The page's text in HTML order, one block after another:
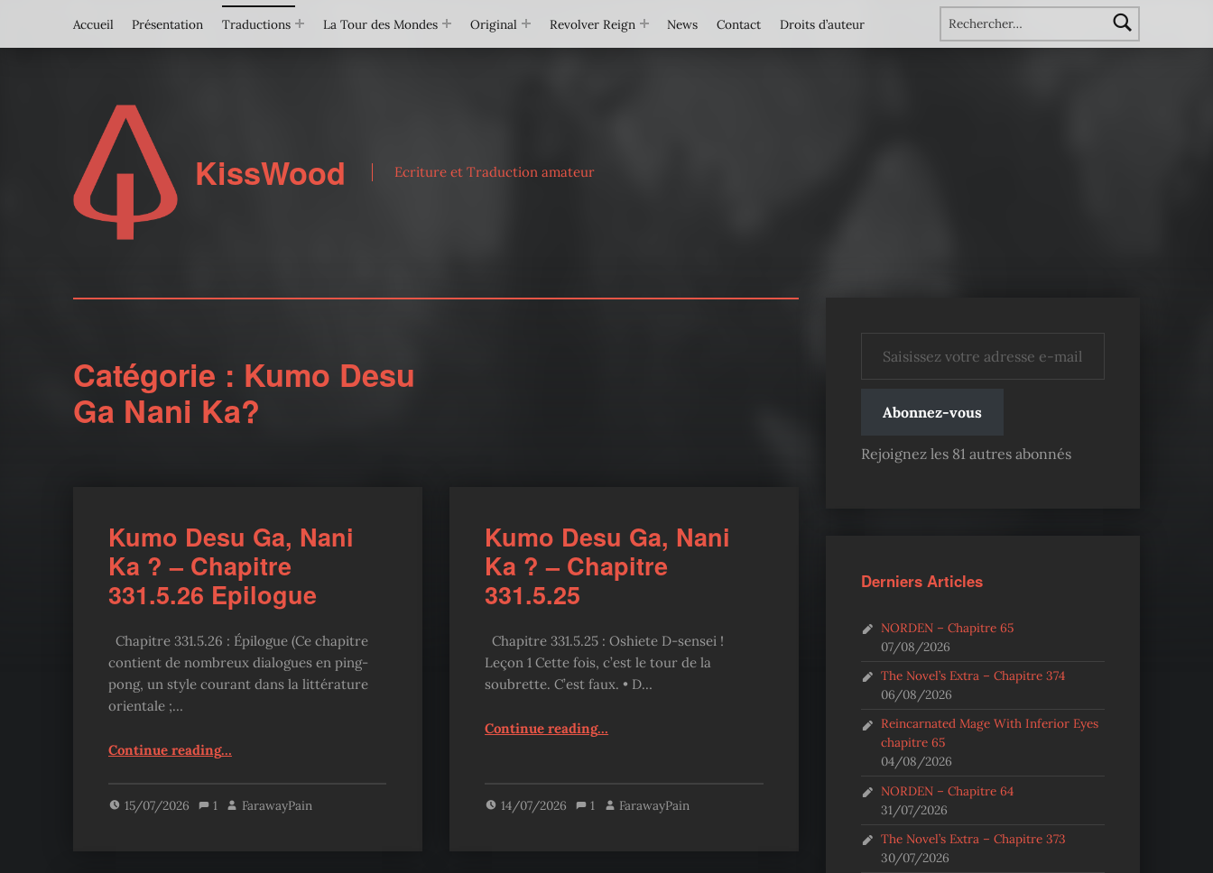
Rechercher :
Accueil
Présentation Traductions La Tour des Mondes Original Revolver Reign News Contact Droits d’auteur
KissWood Ecriture et Traduction amateur
Catégorie : Kumo Desu
Ga Nani Ka?
Kumo Desu Ga, Nani
Ka ? – Chapitre
331.5.26 Epilogue
Chapitre 331.5.26 : Épilogue (Ce chapitre
contient de nombreux dialogues en ping-
pong, un style courant dans la littérature
orientale ;…
Continue reading“Kumo Desu Ga, Nani Ka ? – Chapitre 331.5.26 Epilogue”
…
15/07/2026 1 FarawayPain
Kumo Desu Ga, Nani
Ka ? – Chapitre
331.5.25
Chapitre 331.5.25 : Oshiete D-sensei !
Leçon 1 Cette fois, c’est le tour de la
soubrette. C’est faux. • D…
Continue reading“Kumo Desu Ga, Nani Ka ? – Chapitre 331.5.25”
…
14/07/2026 1 FarawayPain
Abonnez-vous
Rejoignez les 81 autres abonnés
Derniers Articles
NORDEN – Chapitre 65
07/08/2026
The Novel’s Extra – Chapitre 374
06/08/2026
Reincarnated Mage With Inferior Eyes
chapitre 65
04/08/2026
NORDEN – Chapitre 64
31/07/2026
The Novel’s Extra – Chapitre 373
30/07/2026